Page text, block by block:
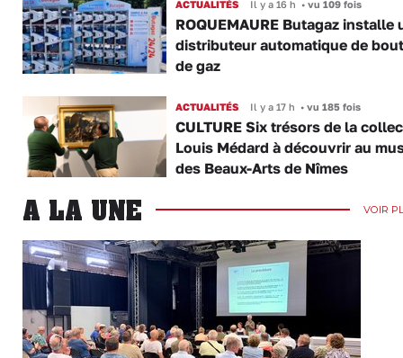
ACTUALITÉS Il y a 16 h •vu 109 fois
ROQUEMAURE Butagaz installe
distributeur automatique de
de gaz
ACTUALITÉS Il y a 17 h •vu 185 fois
CULTURE Six trésors de la
Louis Médard à découvrir au
des Beaux-Arts de Nîmes
A LA UNE VOIR